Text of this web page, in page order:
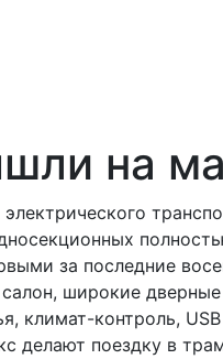
на
за последние
широкие
климат-контроль,
делают поездку в